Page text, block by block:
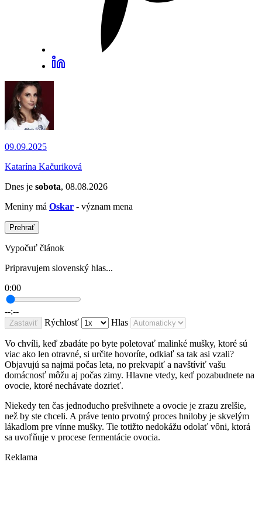
09.09.2025
Katarína Kačuriková
Dnes je sobota, 08.08.2026
Meniny má Oskar - význam mena
Prehrať
Vypočuť článok
Pripravujem slovenský hlas...
0:00
--:--
Zastaviť Rýchlosť Hlas
Vo chvíli, keď zbadáte po byte poletovať malinké mušky, ktoré sú
viac ako len otravné, si určite hovoríte, odkiaľ sa tak asi vzali?
Objavujú sa najmä počas leta, no prekvapiť a navštíviť vašu
domácnosť môžu aj počas zimy. Hlavne vtedy, keď pozabudnete na
ovocie, ktoré nechávate dozrieť.
Niekedy ten čas jednoducho prešvihnete a ovocie je zrazu zrelšie,
než by ste chceli. A práve tento prvotný proces hniloby je skvelým
lákadlom pre vínne mušky. Tie totižto nedokážu odolať vôni, ktorá
sa uvoľňuje v procese fermentácie ovocia.
Reklama